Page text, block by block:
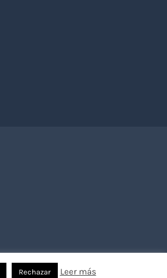
Rechazar Leer más